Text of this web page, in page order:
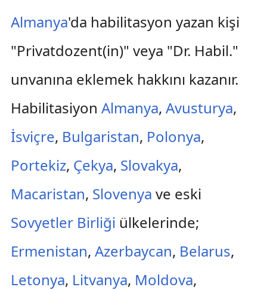
Almanya'da habilitasyon yazan kişi
"Privatdozent(in)" veya "Dr. Habil."
unvanına eklemek hakkını kazanır.
Habilitasiyon Almanya, Avusturya,
İsviçre, Bulgaristan, Polonya,
Portekiz, Çekya, Slovakya,
Macaristan, Slovenya ve eski
Sovyetler Birliği ülkelerinde;
Ermenistan, Azerbaycan, Belarus,
Letonya, Litvanya, Moldova,